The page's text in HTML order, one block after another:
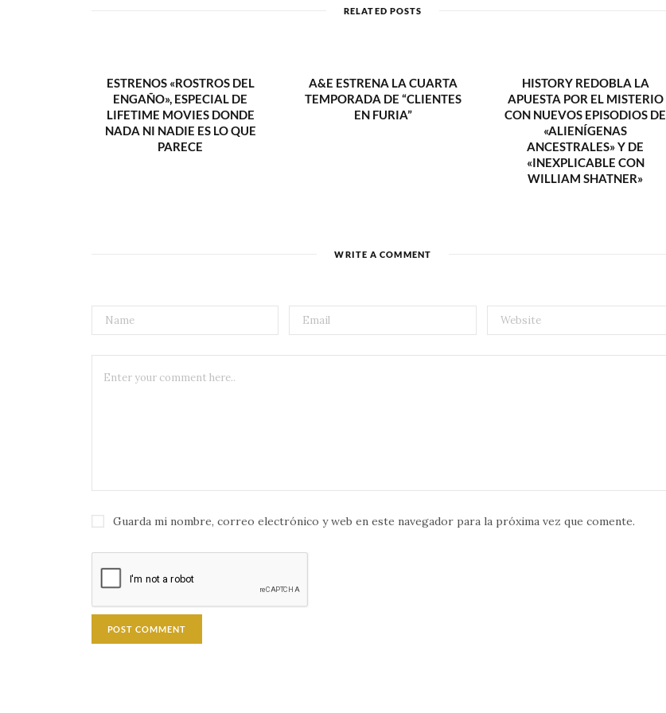
e
RELATED POSTS
ESTRENOS «ROSTROS DEL
ENGAÑO», ESPECIAL DE
LIFETIME MOVIES DONDE
NADA NI NADIE ES LO QUE
PARECE
A&E ESTRENA LA CUARTA
TEMPORADA DE “CLIENTES
EN FURIA”
HISTORY REDOBLA LA
APUESTA POR EL MISTERIO
CON NUEVOS EPISODIOS DE
«ALIENÍGENAS
ANCESTRALES» Y DE
«INEXPLICABLE CON
WILLIAM SHATNER»
WRITE A COMMENT
Guarda mi nombre, correo electrónico y web en este navegador para la próxima vez que comente.